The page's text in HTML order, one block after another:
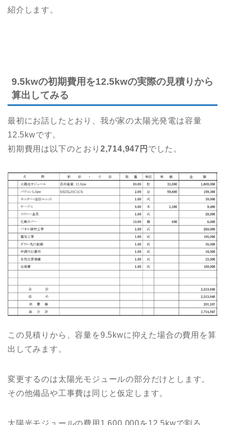
紹介します。
9.5kwの初期費用を12.5kwの実際の見積りから
算出してみる
最初にお話したとおり、我が家の太陽光発電は容量
12.5kwです。
初期費用は以下のとおり 2,714,947円 でした。
この見積りから、容量を9.5kwに抑えた場合の費用を算
出してみます。
変更するのは太陽光モジュールの部分だけとします。
その他備品や工事費は同じと仮定します。
太陽光モジュールの費用1,600,000を12.5kwで割る